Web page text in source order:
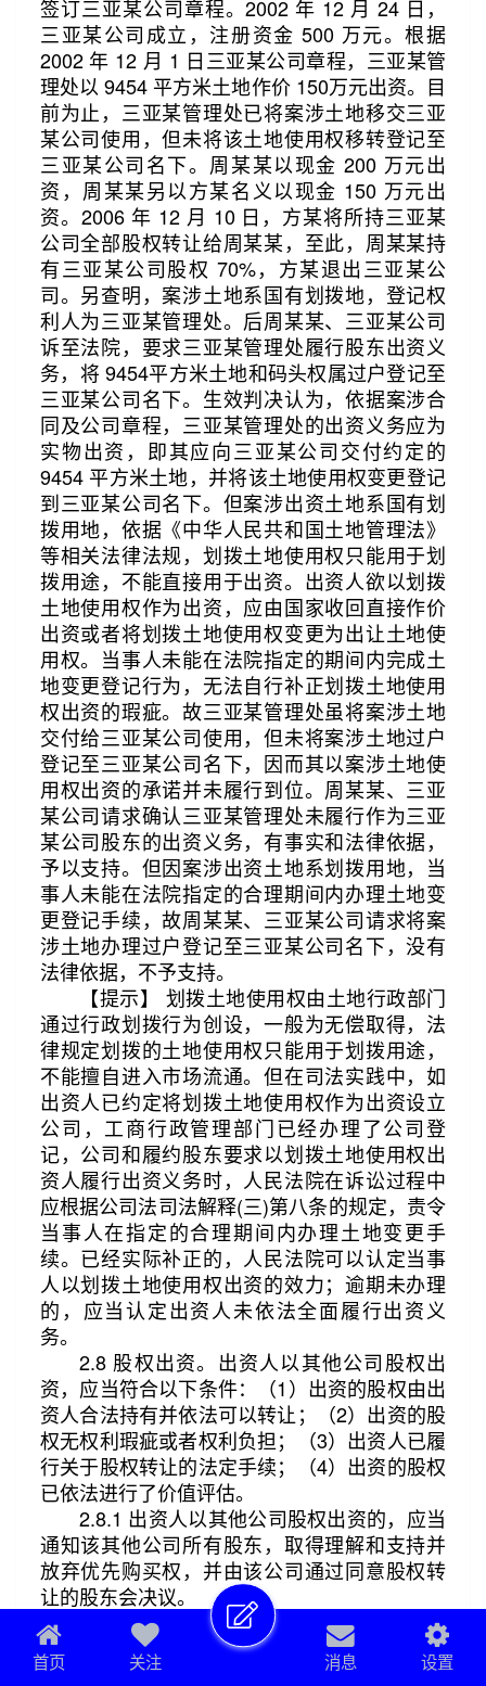
签订三亚某公司章程。2002 年 12 月 24 日，
三亚某公司成立，注册资金 500 万元。根据
2002 年 12 月 1 日三亚某公司章程，三亚某管
理处以 9454 平方米土地作价 150万元出资。目
前为止，三亚某管理处已将案涉土地移交三亚
某公司使用，但未将该土地使用权移转登记至
三亚某公司名下。周某某以现金 200 万元出
资，周某某另以方某名义以现金 150 万元出
资。2006 年 12 月 10 日，方某将所持三亚某
公司全部股权转让给周某某，至此，周某某持
有三亚某公司股权 70%，方某退出三亚某公
司。另查明，案涉土地系国有划拨地，登记权
利人为三亚某管理处。后周某某、三亚某公司
诉至法院，要求三亚某管理处履行股东出资义
务，将 9454平方米土地和码头权属过户登记至
三亚某公司名下。生效判决认为，依据案涉合
同及公司章程，三亚某管理处的出资义务应为
实物出资，即其应向三亚某公司交付约定的
9454 平方米土地，并将该土地使用权变更登记
到三亚某公司名下。但案涉出资土地系国有划
拨用地，依据《中华人民共和国土地管理法》
等相关法律法规，划拨土地使用权只能用于划
拨用途，不能直接用于出资。出资人欲以划拨
土地使用权作为出资，应由国家收回直接作价
出资或者将划拨土地使用权变更为出让土地使
用权。当事人未能在法院指定的期间内完成土
地变更登记行为，无法自行补正划拨土地使用
权出资的瑕疵。故三亚某管理处虽将案涉土地
交付给三亚某公司使用，但未将案涉土地过户
登记至三亚某公司名下，因而其以案涉土地使
用权出资的承诺并未履行到位。周某某、三亚
某公司请求确认三亚某管理处未履行作为三亚
某公司股东的出资义务，有事实和法律依据，
予以支持。但因案涉出资土地系划拨用地，当
事人未能在法院指定的合理期间内办理土地变
更登记手续，故周某某、三亚某公司请求将案
涉土地办理过户登记至三亚某公司名下，没有
法律依据，不予支持。
【提示】 划拨土地使用权由土地行政部门
通过行政划拨行为创设，一般为无偿取得，法
律规定划拨的土地使用权只能用于划拨用途，
不能擅自进入市场流通。但在司法实践中，如
出资人已约定将划拨土地使用权作为出资设立
公司，工商行政管理部门已经办理了公司登
记，公司和履约股东要求以划拨土地使用权出
资人履行出资义务时，人民法院在诉讼过程中
应根据公司法司法解释(三)第八条的规定，责令
当事人在指定的合理期间内办理土地变更手
续。已经实际补正的，人民法院可以认定当事
人以划拨土地使用权出资的效力；逾期未办理
的，应当认定出资人未依法全面履行出资义
务。
2.8 股权出资。出资人以其他公司股权出
资，应当符合以下条件：（1）出资的股权由出
资人合法持有并依法可以转让；（2）出资的股
权无权利瑕疵或者权利负担；（3）出资人已履
行关于股权转让的法定手续；（4）出资的股权
已依法进行了价值评估。
2.8.1 出资人以其他公司股权出资的，应当
通知该其他公司所有股东，取得理解和支持并
放弃优先购买权，并由该公司通过同意股权转
让的股东会决议。
2.8.2 出资人以其他公司股权出资的，应当
与拟进行股权出资的公司签订出资协议，明确
出资额、出资方式、交付时间等事项，并在公
首页 关注 消息 设置